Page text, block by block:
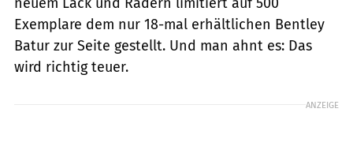
Exemplare dem nur 18-mal erhältlichen Bentley
Batur zur Seite gestellt. Und man ahnt es: Das
wird richtig teuer.
ANZEIGE